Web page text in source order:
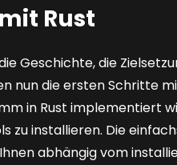
Rust
Geschichte, die
nun die ersten Schritte
in Rust implementiert
zu installieren. Die
abhängig vom